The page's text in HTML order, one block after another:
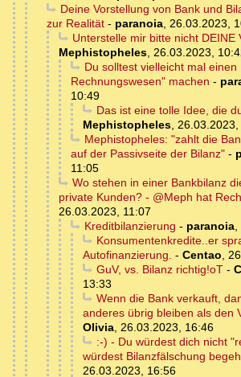
Deine Vorstellung von Bank und
zur Realität - paranoia, 26.03.2023,
Unterstelle mir bitte nicht DEINE
Mephistopheles, 26.03.2023,
Du solltest vielleicht mal
Rechnungswesen" machen -
10:49
Das ist eine tolle Idee, die
Mephistopheles, 26.03.2023,
Mephistopheles: "zahlt die
auf der Passivseite der Bilanz" -
11:05
Wo stehen in einer Bankbilanz
private Kunden? - @Meph hat
26.03.2023, 11:07
Kreditbilanzierung - paranoia,
Konsumentenkredite..er
Autofinanzierung. - Centao,
GuV, vs. Bilanz richtig!oT-
13:33
Wenn die Bank verkauft,
anderes übrig bleiben als den
Olivia, 26.03.2023, 16:46
:-) - Du würdest dich nicht
würdest Bilanzfälschung
26.03.2023, 16:56